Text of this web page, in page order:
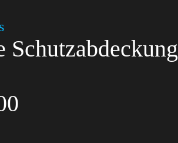
Schutzabdeckung